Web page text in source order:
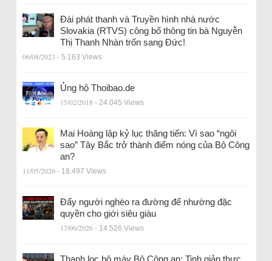
Đài phát thanh và Truyền hình nhà nước
Slovakia (RTVS) công bố thông tin bà Nguyễn
Thị Thanh Nhàn trốn sang Đức!
06/08/2023 - 5.163 Views
Ủng hộ Thoibao.de
15/02/2018 - 24.045 Views
Mai Hoàng lập kỷ lục thăng tiến: Vì sao “ngôi
sao” Tây Bắc trở thành điểm nóng của Bộ Công
an?
11/05/2026 - 18.497 Views
Đẩy người nghèo ra đường để nhường đặc
quyền cho giới siêu giàu
17/06/2026 - 14.526 Views
Thanh lọc bộ máy Bộ Công an: Tinh giản thực